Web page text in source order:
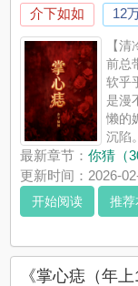
介下如如 12
【
前总
软乎
是漫
懒的
沉陷
人，却没料想，从看
物。标签：1v1/HE /
喜勿喷（玻璃心）
最新章节：你猜（
更新时间：2026-
开始阅读 推荐
《掌心痣（年